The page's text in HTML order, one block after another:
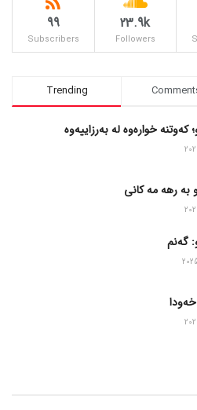
23.9k
Followers
99
Subscribers
Trending
خوارەوە لە بەرزاییەوە
به رهه مه کانی
گەنم